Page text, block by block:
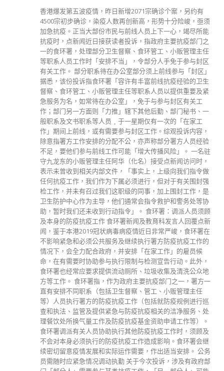
香港爆发第五波疫情，昨日新增2071宗确诊个案，另约有
4500宗初步确诊，染疫人数再创新高，形势十分险峻，亟须
加急抗疫。正当大部份市民与前线人员上下一心，竭尽所能
抗疫时，点新闻近日接获读者投诉，指政府主要抗疫部门之
一的食环署，处理部分卫生督察、食环管工、小贩管理主任
等职系人员工作时「安排不当」，令部分人手免于参与封区
有关工作。 部分职系待在办公室部分须上前线参与「封区」
据悉，该份投诉指食环署「容许有丰富前线抗疫经验的卫生
督察、食环管工、小贩管理主任等职系人员以提供重要及紧
急服务为名，如常待在办公室」，免于与参与封区有关工
作；部门另一方面则「力推」辖下其他后勤、部门秘书、一
般职系及文书职系等人员﹐于一星期仅有一次的「在家工
作」期间上前线，或有需要参与封区工作。综观投诉内容，
除意指署方工作安排的分配不公，亦声称部分署方人员经验
不足，要他们参与前线工作可能「增大传播风险」。 一名驻
守九龙东的小贩管理主任阿华（化名）接受点新闻访问时，
表示未曾收到相关内部文件，「事实上，上级向我们指令做
任何抗疫工作，我们作为下属必须进行，但对于有关围封强
检工作，并未有召过我们这职级的同事，加上围封工作，是
卫生防护中心作为主导，他们通常会指令救护和警务处等协
助，暂时我们还未收到行动指令」。 食环署：调派人员须顾
及本身的防疫抗疫工作 食环署新闻及教育科发言人回覆点新
闻，鉴于本港2019冠状病毒病疫情近日非常严峻，食环署在
不影响紧急和必须公共服务及继续执行署方防疫抗疫工作的
情况下，会全力配合政府，并安排「在家工作」的雇员候
命，在有需要时协助参与执行限制与检测宣告行动。此外，
食环署也经常应要求提供流动厕所、垃圾收集及清洗公众地
方等工作。 食环署指，作为政府主要抗疫部门之一，署方一
直有安排不同职系（包括卫生督察、管工、小贩管理主任
等）人员执行署方的防疫抗疫工作（包括就防疫规例进行巡
查和执法、监管及提供紧急与防疫抗疫相关的洁净服务、处
理餐饮处所换气量工作及防疫抗疫基金资助申请工作等）。
食环署调派有关人员协助执行其他防疫抗疫工作时，须顾及
不会对本身必须执行的防疫抗疫工作造成影响。食环署会继
续密切留意疫情发展和实际运作需要，作出适当安排。 公务
员需随时应紧急情况调动执勤 关于今次投诉，涉及有政府部